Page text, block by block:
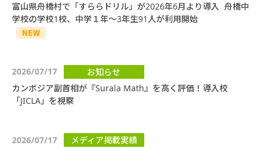
富山県舟橋村で「すららドリル」が2026年6月より導入 舟橋中
学校の学校1校、中学１年～3年生91人が利用開始
2026/07/17
お知らせ
カンボジア副首相が『Surala Math』を高く評価！導入校
「JICLA」を視察
2026/07/17
メディア掲載実績